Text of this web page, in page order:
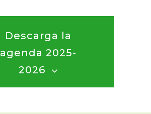
Descarga la
agenda 2025-
2026